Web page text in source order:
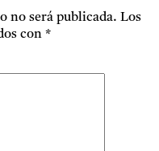
no será publicada. Los
con *